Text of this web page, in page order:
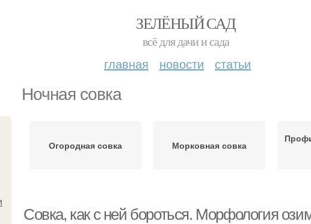
ЗЕЛЁНЫЙ САД
всё для дачи и сада
главная новости статьи
Ночная совка
Огородная совка Морковная совка
Совка, как с ней бороться. Мор­фо­логия